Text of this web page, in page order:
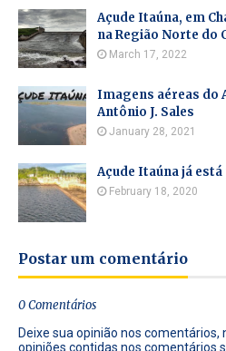
Açude Itaúna, em
na Região Norte do
March 17, 2022
Imagens aéreas do
Antônio J. Sales
January 28, 2021
Açude Itaúna já
February 18, 2020
Postar um comentário
0 Comentários
Deixe sua opinião nos comentários,
opiniões contidas nos comentários